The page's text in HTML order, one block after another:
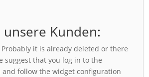
unsere Kunden:
it is already deleted or there
suggest that you log in to the
and follow the widget configuration